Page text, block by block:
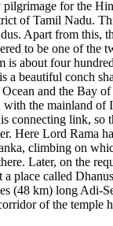
pilgrimage for the
of Tamil Nadu.
Apart from this,
to be one of the
is about four
a beautiful conch
and the Bay
with the mainland of
connecting link, so
Here Lord Rama
climbing on
Later, on the
a place called
(48 km) long Adi-
of the temple